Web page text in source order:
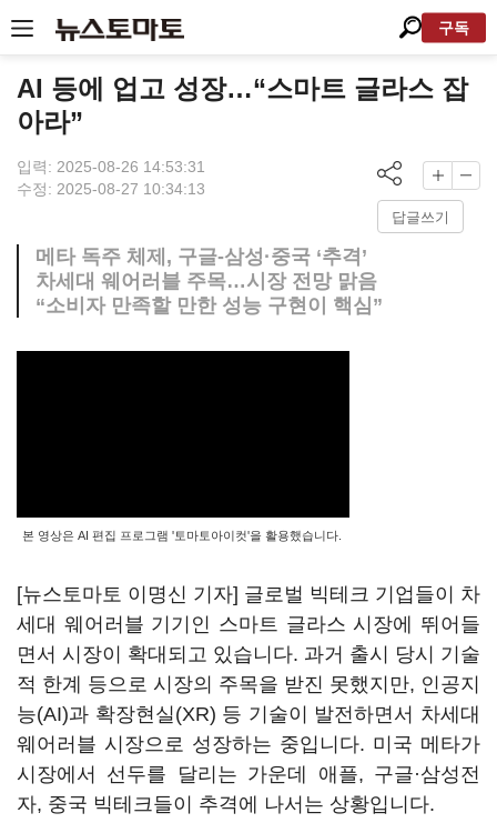
구독
AI 등에 업고 성장…“스마트 글라스 잡
아라”
입력: 2025-08-26 14:53:31
수정: 2025-08-27 10:34:13
답글쓰기
메타 독주 체제, 구글-삼성·중국 ‘추격’
차세대 웨어러블 주목…시장 전망 맑음
“소비자 만족할 만한 성능 구현이 핵심”
본 영상은 AI 편집 프로그램 '토마토아이컷'을 활용했습니다.
[뉴스토마토 이명신 기자] 글로벌 빅테크 기업들이 차
세대 웨어러블 기기인 스마트 글라스 시장에 뛰어들
면서 시장이 확대되고 있습니다. 과거 출시 당시 기술
적 한계 등으로 시장의 주목을 받진 못했지만, 인공지
능(AI)과 확장현실(XR) 등 기술이 발전하면서 차세대
웨어러블 시장으로 성장하는 중입니다. 미국 메타가
시장에서 선두를 달리는 가운데 애플, 구글·삼성전
자, 중국 빅테크들이 추격에 나서는 상황입니다.